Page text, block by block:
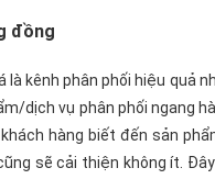
đồng
là kênh phân phối hiệu quả
dịch vụ phân phối ngang
khách hàng biết đến sản
sẽ cải thiện không ít.